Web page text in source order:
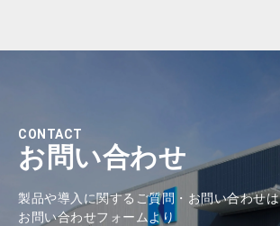
CONTACT
お問い合わせ
製品や導入に関するご質問・お問い合わせは
お問い合わせフォームより